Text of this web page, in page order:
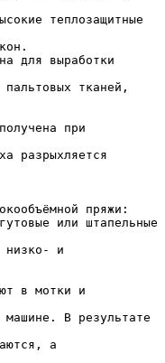
теплозащитные
для выработки
тканей,
при
разрыхляется
пряжи:
или штапельные
низко- и
в мотки и
машине. В результате
а